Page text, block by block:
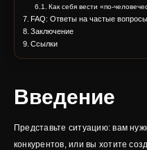
Как себя вести «по-
FAQ: Ответы на частые вопросы
Заключение
Ссылки
Введение
Представьте ситуацию: вам
конкурентов, или вы хотите